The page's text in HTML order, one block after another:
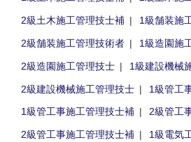
2級土木施工管理技士補
1級舗装施
2級舗装施工管理技術者
1級造園施
2級造園施工管理技士
1級建設機械
2級建設機械施工管理技士
1級管工
1級管工事施工管理技士補
2級管工
2級管工事施工管理技士補
1級電気